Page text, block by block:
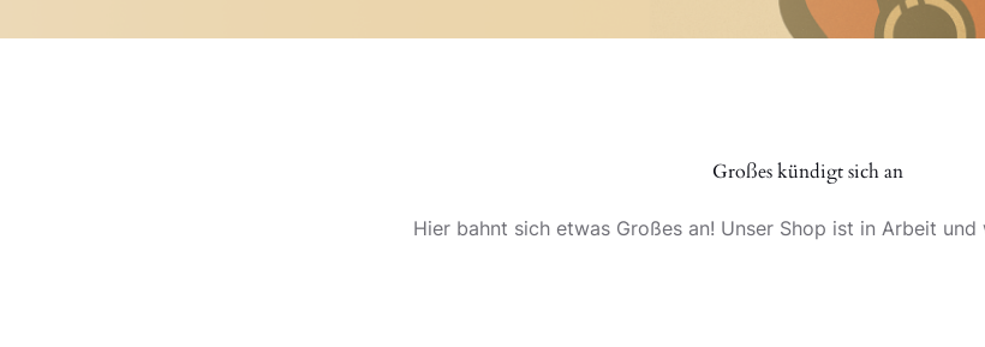
Großes kündigt sich an
Hier bahnt sich etwas Großes an! Unser Shop ist in Arbeit